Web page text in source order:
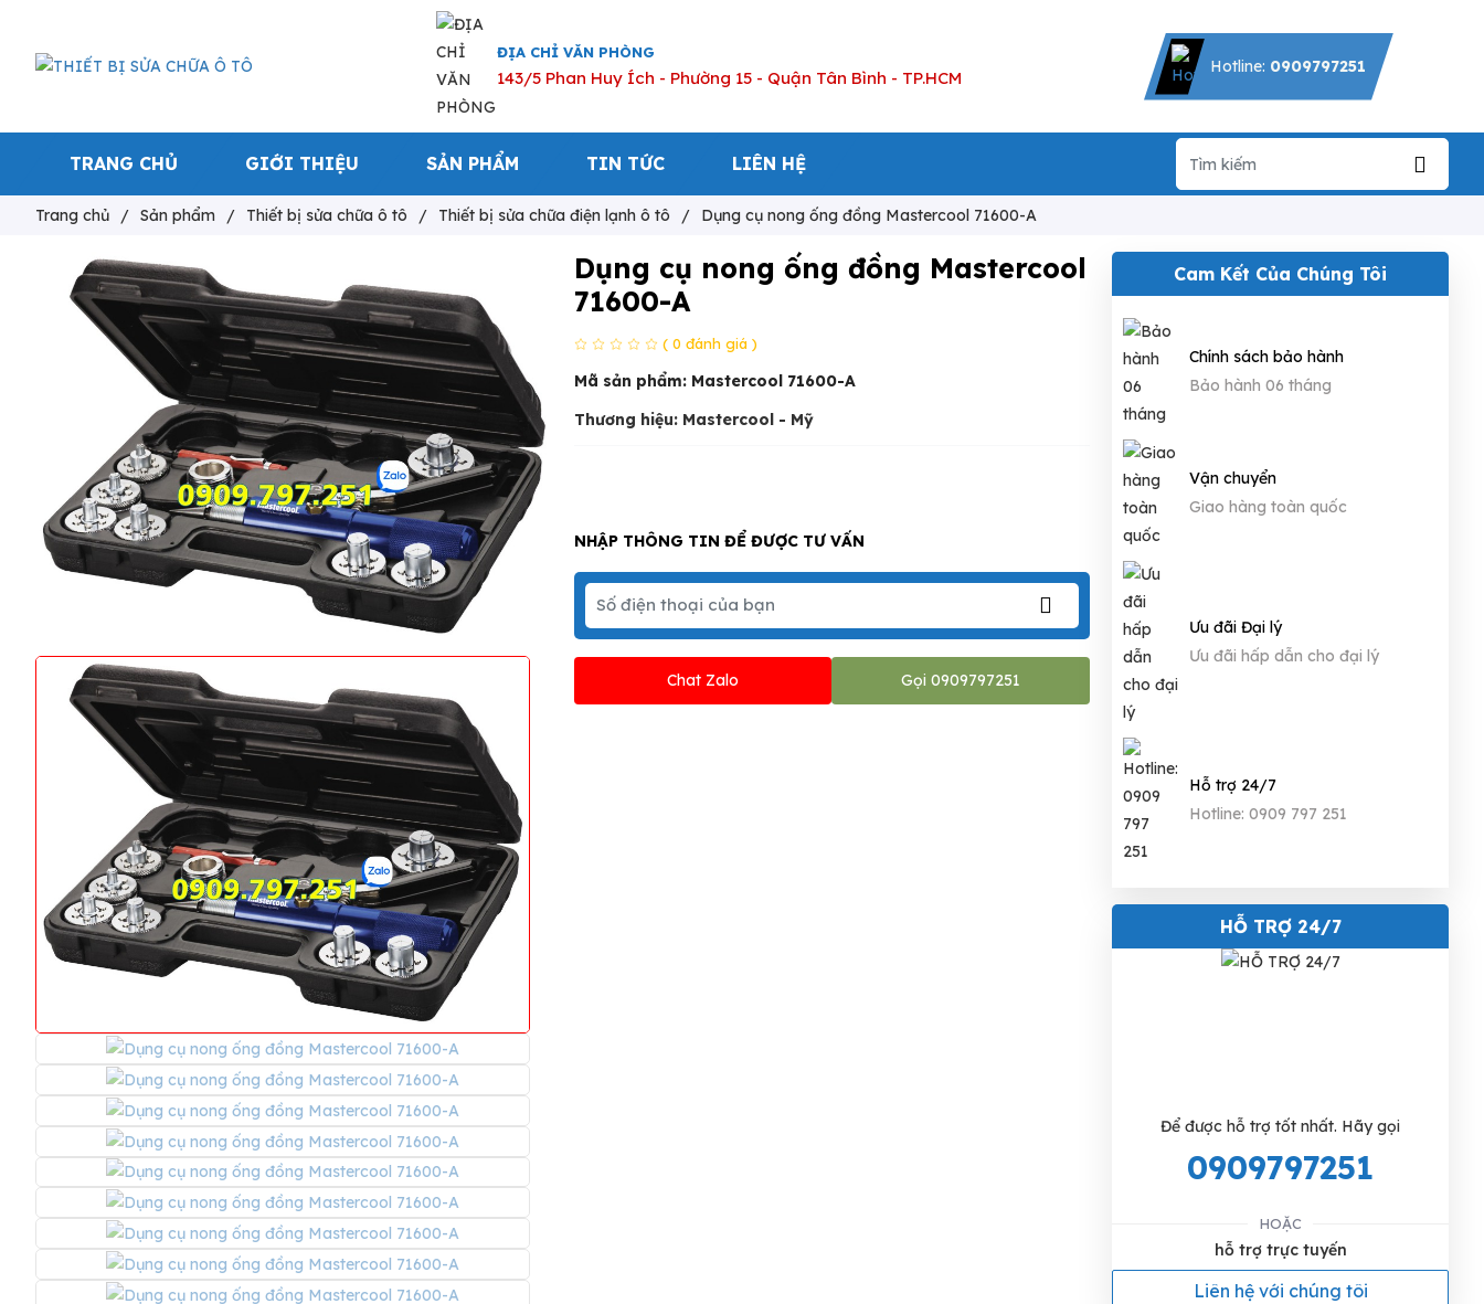
ĐỊA CHỈ VĂN PHÒNG
143/5 Phan Huy Ích - Phường 15 - Quận Tân Bình - TP.HCM
Hotline: 0909797251
TRANG CHỦ GIỚI THIỆU SẢN PHẨM TIN TỨC LIÊN HỆ
Trang chủ / Sản phẩm / Thiết bị sửa chữa ô tô / Thiết bị sửa chữa điện lạnh ô tô / Dụng cụ nong ống đồng Mastercool 71600-A
Dụng cụ nong ống đồng Mastercool
71600-A
( 0 đánh giá )
Mã sản phẩm: Mastercool 71600-A
Thương hiệu: Mastercool - Mỹ
NHẬP THÔNG TIN ĐỂ ĐƯỢC TƯ VẤN
Chat Zalo Gọi 0909797251
Cam Kết Của Chúng Tôi
Chính sách bảo hành
Bảo hành 06 tháng
Vận chuyển
Giao hàng toàn quốc
Ưu đãi Đại lý
Ưu đãi hấp dẫn cho đại lý
Hỗ trợ 24/7
Hotline: 0909 797 251
HỖ TRỢ 24/7
Để được hỗ trợ tốt nhất. Hãy gọi
0909797251
HOẶC
hỗ trợ trực tuyến
Liên hệ với chúng tôi